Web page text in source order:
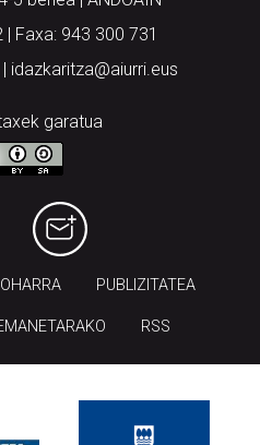
idazkaritza@aiurri.eus
garatua
RSS